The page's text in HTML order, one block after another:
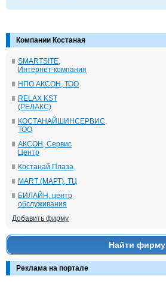
Компании Костаная
SMARTSITE,
Интернет-компания
НПО АКСОН, ТОО
RELAX KST
(РЕЛАКС)
КОСТАНАЙШИНСЕРВИС,
ТОО
АКСОН, Сервис
Центр
Костанай Плаза
MART (МАРТ), ТЦ
БИЛАЙН, центр
обслуживания
Добавить фирму
Найти фирму
Реклама на портале